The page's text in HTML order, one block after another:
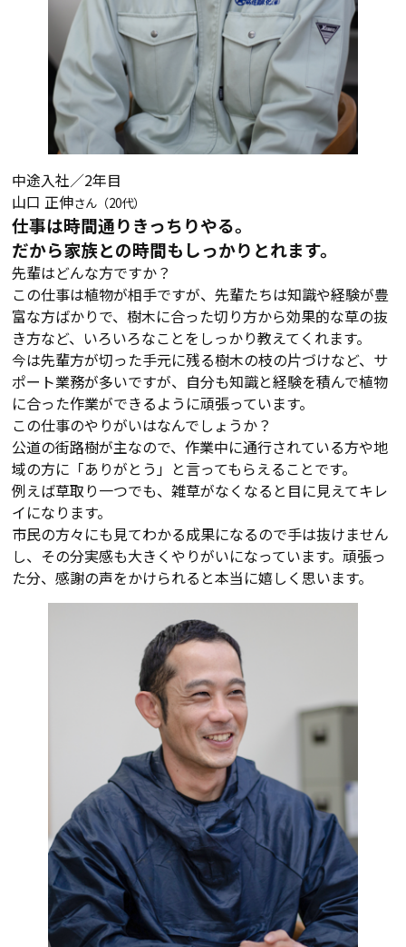
中途入社／2年目
山口 正伸さん（20代）
仕事は時間通りきっちりやる。
だから家族との時間もしっかりとれます。
先輩はどんな方ですか？
この仕事は植物が相手ですが、先輩たちは知識や経験が豊
富な方ばかりで、樹木に合った切り方から効果的な草の抜
き方など、いろいろなことをしっかり教えてくれます。
今は先輩方が切った手元に残る樹木の枝の片づけなど、サ
ポート業務が多いですが、自分も知識と経験を積んで植物
に合った作業ができるように頑張っています。
この仕事のやりがいはなんでしょうか？
公道の街路樹が主なので、作業中に通行されている方や地
域の方に「ありがとう」と言ってもらえることです。
例えば草取り一つでも、雑草がなくなると目に見えてキレ
イになります。
市民の方々にも見てわかる成果になるので手は抜けません
し、その分実感も大きくやりがいになっています。頑張っ
た分、感謝の声をかけられると本当に嬉しく思います。